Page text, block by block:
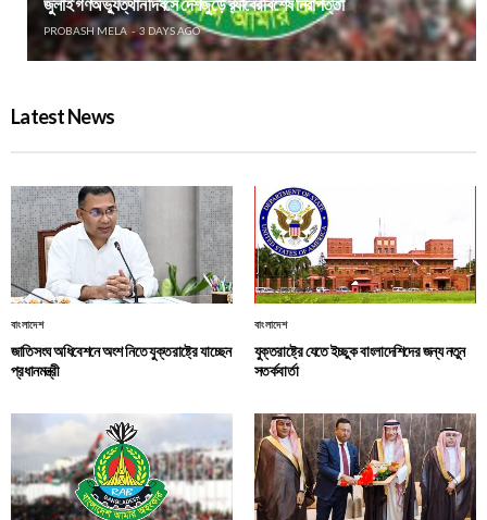
PROBASH MELA 3 DAYS AGO
Latest News
বাংলাদেশ
জাতিসংঘ অধিবেশনে অংশ নিতে যুক্তরাষ্ট্রে যাচ্ছেন
প্রধানমন্ত্রী
বাংলাদেশ
যুক্তরাষ্ট্রে যেতে ইচ্ছুক বাংলাদেশিদের জন্য নতুন
সতর্কবার্তা